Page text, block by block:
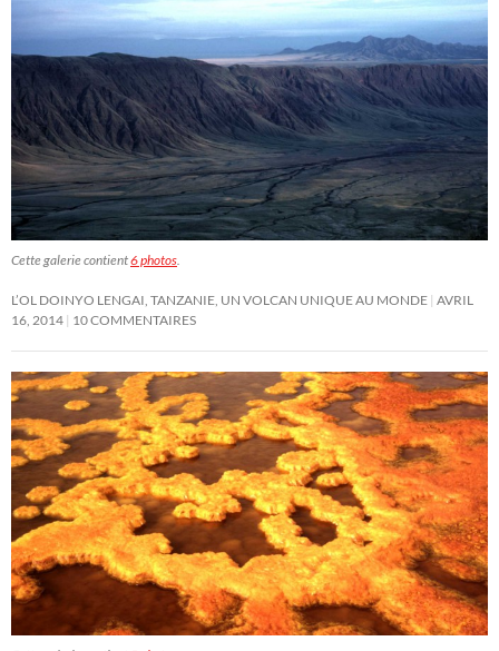
Cette galerie contient6 photos.
L’OL DOINYO LENGAI, TANZANIE, UN VOLCAN UNIQUE AU MONDE AVRIL
16, 2014 10 COMMENTAIRES